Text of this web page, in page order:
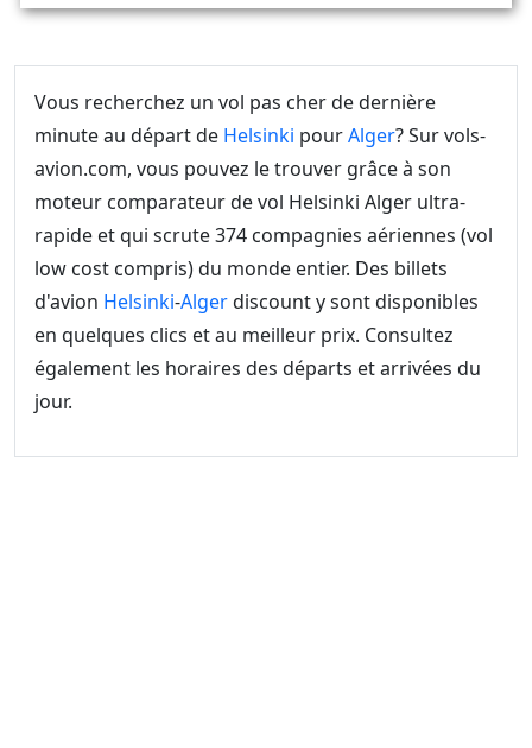
Vous recherchez un vol pas cher de dernière
minute au départ de Helsinki pourAlger? Sur vols-
avion.com, vous pouvez le trouver grâce à son
moteur comparateur de vol Helsinki Alger ultra-
rapide et qui scrute 374 compagnies aériennes (vol
low cost compris) du monde entier. Des billets
d'avion Helsinki-Algerdiscount y sont disponibles
en quelques clics et au meilleur prix. Consultez
également les horaires des départs et arrivées du
jour.